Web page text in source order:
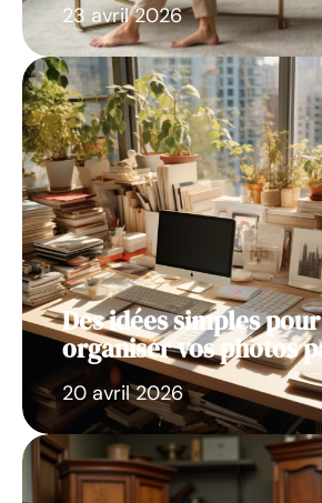
23 avril 2026
Des idées simples
organiser vos photos
20 avril 2026